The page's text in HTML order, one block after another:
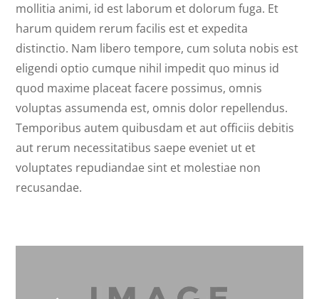
mollitia animi, id est laborum et dolorum fuga. Et
harum quidem rerum facilis est et expedita
distinctio. Nam libero tempore, cum soluta nobis est
eligendi optio cumque nihil impedit quo minus id
quod maxime placeat facere possimus, omnis
voluptas assumenda est, omnis dolor repellendus.
Temporibus autem quibusdam et aut officiis debitis
aut rerum necessitatibus saepe eveniet ut et
voluptates repudiandae sint et molestiae non
recusandae.